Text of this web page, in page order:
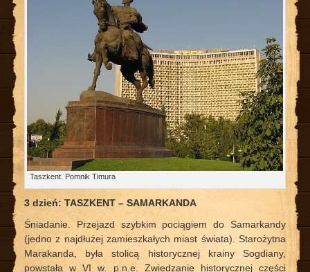
Taszkent. Pomnik Timura
3 dzień: TASZKENT – SAMARKANDA
Śniadanie. Przejazd szybkim pociągiem do Samarkandy
(jedno z najdłużej zamieszkałych miast świata). Starożytna
Marakanda, była stolicą historycznej krainy Sogdiany,
powstała w VI w. p.n.e. Zwiedzanie historycznej części